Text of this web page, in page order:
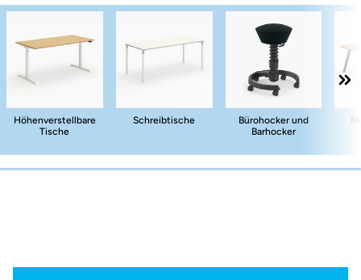
Höhenverstellbare
Tische
Schreibtische
Bürohocker und
Barhocker